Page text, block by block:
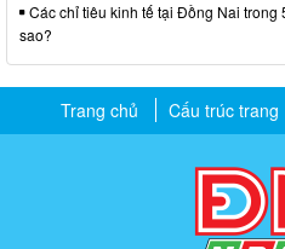
Các chỉ tiêu kinh tế tại Đồng Nai trong
sao?
Trang chủ Cấu trúc trang